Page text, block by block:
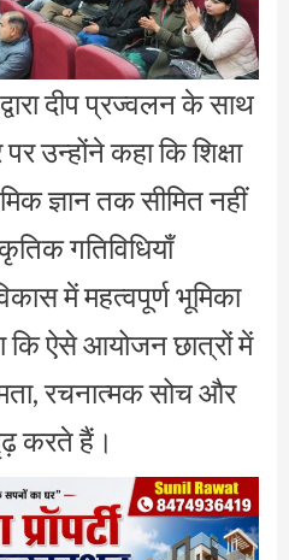
दीप प्रज्वलन के साथ
उन्होंने कहा कि शिक्षा
ज्ञान तक सीमित नहीं
गतिविधियाँ
में महत्वपूर्ण भूमिका
कि ऐसे आयोजन छात्रों में
रचनात्मक सोच और
करते हैं।